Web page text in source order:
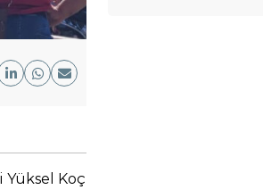
Yüksel Koç